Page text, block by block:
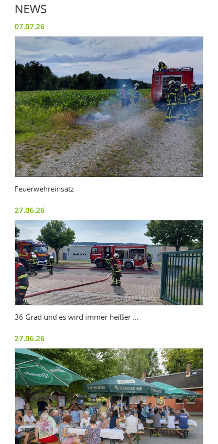
NEWS
07.07.26
Feuerwehreinsatz
27.06.26
36 Grad und es wird immer heißer ...
27.06.26